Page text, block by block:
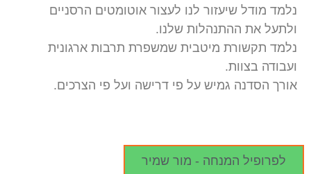
שיעזור לנו לעצור אוטומטים הרסניים
ההתנהלות שלנו.
מיטבית שמשפרת תרבות ארגונית
גמיש על פי דרישה ועל פי הצרכים.
המנחה - מור שמיר